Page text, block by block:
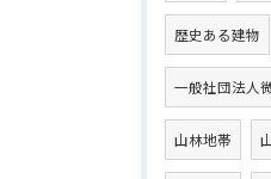
歴史ある建物
一般社団法人
山林地帯